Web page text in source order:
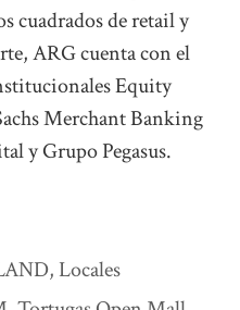
cuadrados de retail y
ARG cuenta con el
Equity
Merchant Banking
y Grupo Pegasus.
,Locales